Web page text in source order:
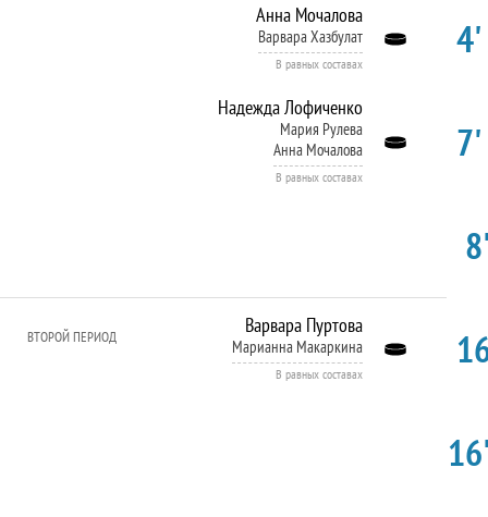
Анна Мочалова
Варвара Хазбулат
В равных составах
Надежда Лофиченко
Мария Рулева
Анна Мочалова
В равных составах
ВТОРОЙ ПЕРИОД Варвара Пуртова
Марианна Макаркина
В равных составах